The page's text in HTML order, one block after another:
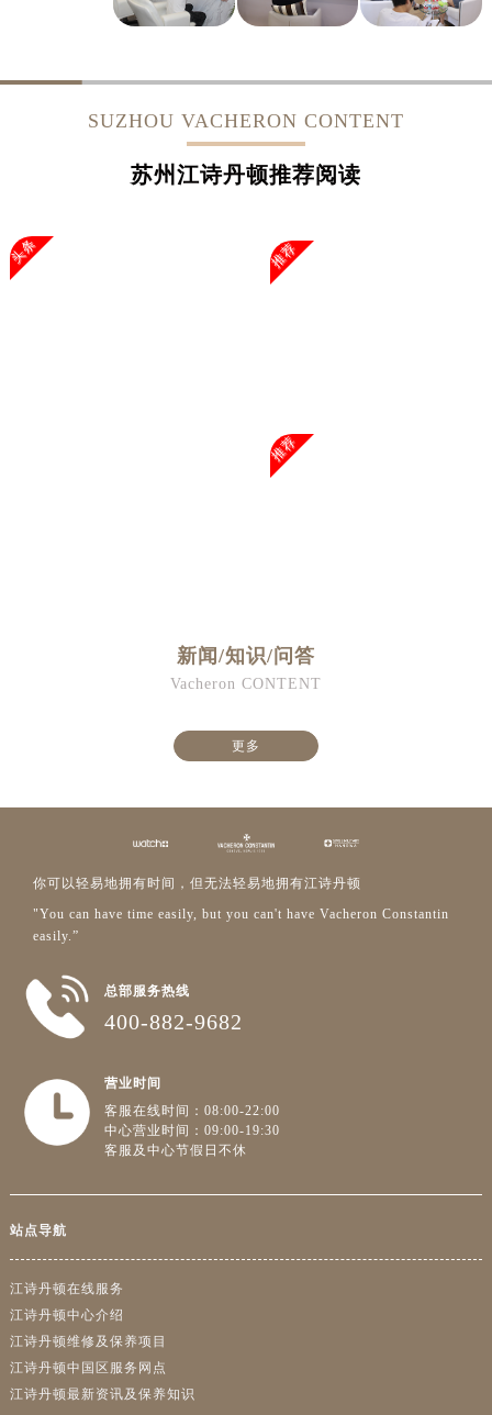
SUZHOU VACHERON CONTENT
苏州江诗丹顿推荐阅读
头条 推荐
推荐
新闻/知识/问答
Vacheron CONTENT
更多
你可以轻易地拥有时间，但无法轻易地拥有江诗丹顿
"You can have time easily, but you can't have Vacheron Constantin
easily.”
总部服务热线
400-882-9682
营业时间
客服在线时间：08:00-22:00
中心营业时间：09:00-19:30
客服及中心节假日不休
站点导航
江诗丹顿在线服务
江诗丹顿中心介绍
江诗丹顿维修及保养项目
江诗丹顿中国区服务网点
江诗丹顿最新资讯及保养知识